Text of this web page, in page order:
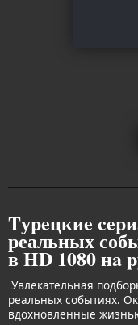
Tуpeцкиe
реальных
в HD 1080 нa
Увлекательная
реальных событиях.
вдохновленные